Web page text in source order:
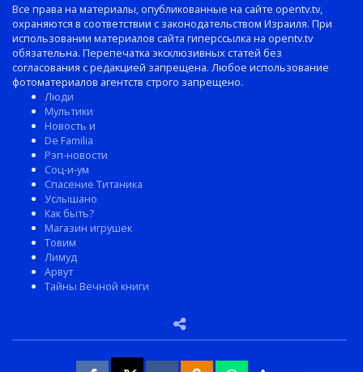
Все права на материалы, опубликованные на сайте opentv.tv,
охраняются в соответствии с законодательством Израиля. При
использовании материалов сайта гиперссылка на opentv.tv
обязательна. Перепечатка эксклюзивных статей без
согласования с редакцией запрещена. Любое использование
фотоматериалов агентств строго запрещено.
Люди
Мультики
Новость и
De Familia
Рэп-новости
Соц-и-ум
Спасение Титаника
Услышано
Как быть?
Магазин игрушек
Товим
Лимуд
Арвут
Тайны Вечной книги